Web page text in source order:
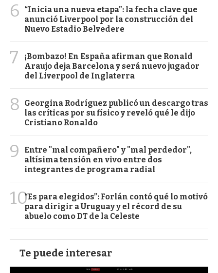
6
“Inicia una nueva etapa”: la fecha clave que
anunció Liverpool por la construcción del
Nuevo Estadio Belvedere
7
¡Bombazo! En España afirman que Ronald
Araujo deja Barcelona y será nuevo jugador
del Liverpool de Inglaterra
8
Georgina Rodríguez publicó un descargo tras
las críticas por su físico y reveló qué le dijo
Cristiano Ronaldo
9
Entre "mal compañero" y "mal perdedor",
altísima tensión en vivo entre dos
integrantes de programa radial
10“Es para elegidos”: Forlán contó qué lo motivó
para dirigir a Uruguay y el récord de su
abuelo como DT de la Celeste
Te puede interesar